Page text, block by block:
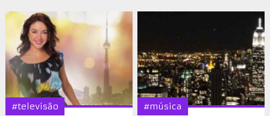
#televisão #música